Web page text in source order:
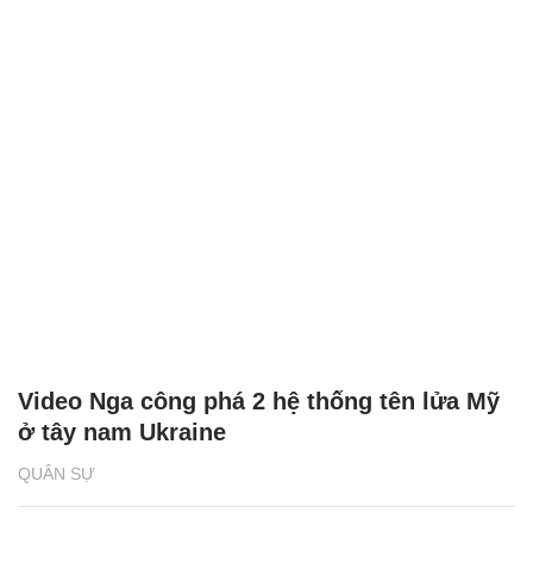
QUÂN SỰ
Video Nga công phá 2 hệ thống tên lửa Mỹ
ở tây nam Ukraine